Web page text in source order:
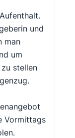
und
man
um
stellen
Vormittags